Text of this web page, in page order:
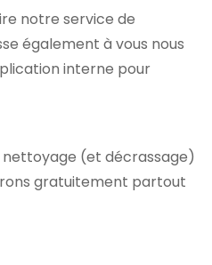
notre service de
également à vous nous
interne pour
nettoyage (et décrassage)
gratuitement partout